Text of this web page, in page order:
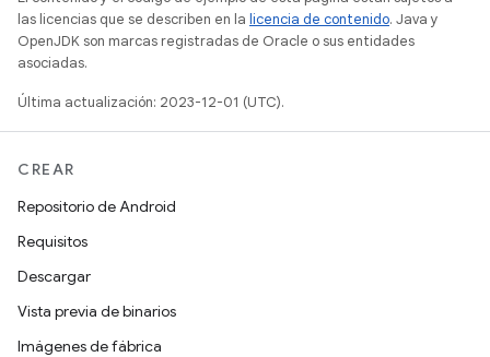
las licencias que se describen en la licencia de contenido. Java y
OpenJDK son marcas registradas de Oracle o sus entidades
asociadas.
Última actualización: 2023-12-01 (UTC).
CREAR
Repositorio de Android
Requisitos
Descargar
Vista previa de binarios
Imágenes de fábrica